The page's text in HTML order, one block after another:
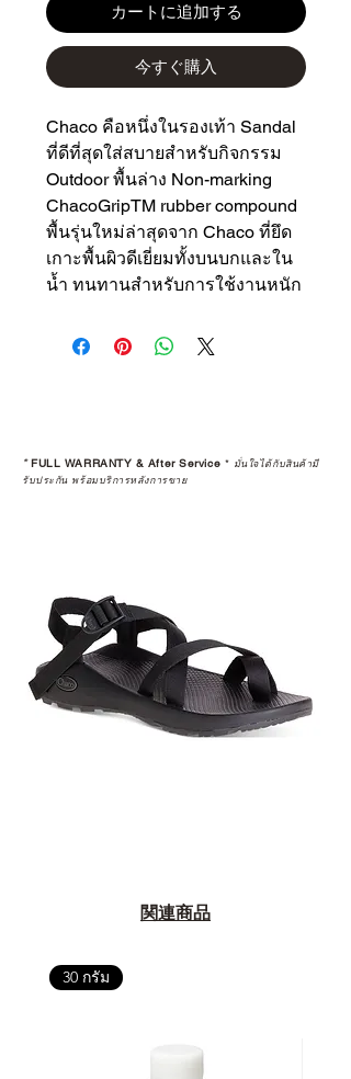
カートに追加する
今すぐ購入
Chaco คือหนึ่งในรองเท้า Sandal
ที่ดีที่สุดใส่สบายสำหรับกิจกรรม
Outdoor พื้นล่าง Non-marking
ChacoGripTM rubber compound
พื้นรุ่นใหม่ล่าสุดจาก Chaco ที่ยึด
เกาะพื้นผิวดีเยี่ยมทั้งบนบกและใน
น้ำ ทนทานสำหรับการใช้งานหนัก
*FULL WARRANTY & After Service * มั่นใจได้กับสินค้ามี
รับประกัน พร้อมบริการหลังการขาย
関連商品
30 กรัม